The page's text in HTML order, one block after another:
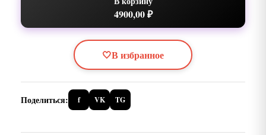
4900,00 ₽
🤍В избранное
Поделиться: f VK TG